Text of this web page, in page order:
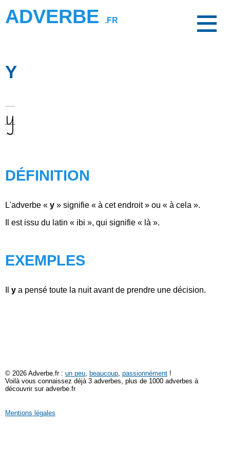
ADVERBE .FR
Y
y
DÉFINITION
L'adverbe « y » signifie « à cet endroit » ou « à cela ».
Il est issu du latin « ibi », qui signifie « là ».
EXEMPLES
y a pensé toute la nuit avant de prendre une décision.
© 2026 Adverbe.fr : un peu beaucoup passionnément !
Voilà vous connaissez déjà 3 adverbes, plus de 1000 adverbes à
découvrir sur adverbe.fr
Mentions légales